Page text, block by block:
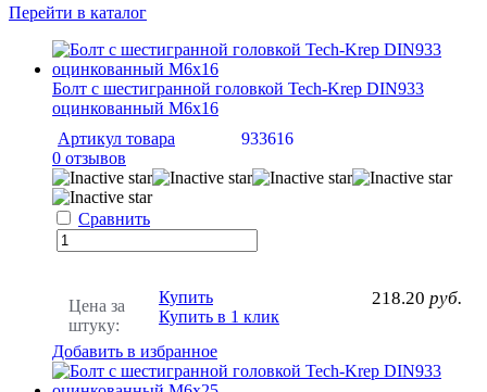
Перейти в каталог
Болт с шестигранной головкой Tech-Krep DIN933
оцинкованный М6х16
Артикул товара
933616
0 отзывов
Сравнить
Цена за
штуку:
218.20 руб.
Купить
Купить в 1 клик
Добавить в избранное